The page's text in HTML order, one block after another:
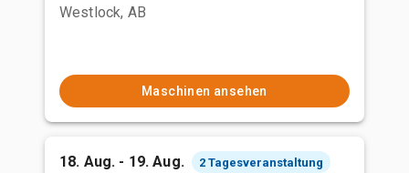
Westlock, AB
Maschinen ansehen
18. Aug. - 19. Aug. 2 Tagesveranstaltung